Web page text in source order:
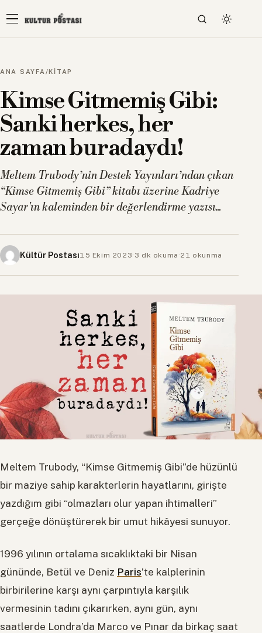
ANA SAYFA /KİTAP
Kimse Gitmemiş Gibi:
Sanki herkes, her
zaman buradaydı!
Meltem Trubody’nin Destek Yayınları’ndan çıkan
“Kimse Gitmemiş Gibi” kitabı üzerine Kadriye
Sayar'ın kaleminden bir değerlendirme yazısı...
Kültür Postası15 Ekim 2023· 3 dk okuma ·21 okunma
Meltem Trubody, “Kimse Gitmemiş Gibi”de hüzünlü
bir maziye sahip karakterlerin hayatlarını, girişte
yazdığım gibi “olmazları olur yapan ihtimalleri”
gerçeğe dönüştürerek bir umut hikâyesi sunuyor.
1996 yılının ortalama sıcaklıktaki bir Nisan
gününde, Betül ve Deniz Paris’te kalplerinin
birbirilerine karşı aynı çarpıntıyla karşılık
vermesinin tadını çıkarırken, aynı gün, aynı
saatlerde Londra’da Marco ve Pınar da birkaç saat